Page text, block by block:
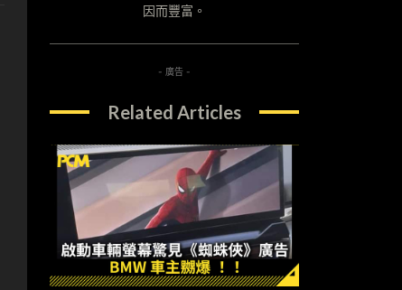
因而豐富。
- 廣告 -
Related Articles